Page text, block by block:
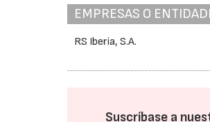
EMPRESAS O
RS Iberia, S.A.
Suscríbase a